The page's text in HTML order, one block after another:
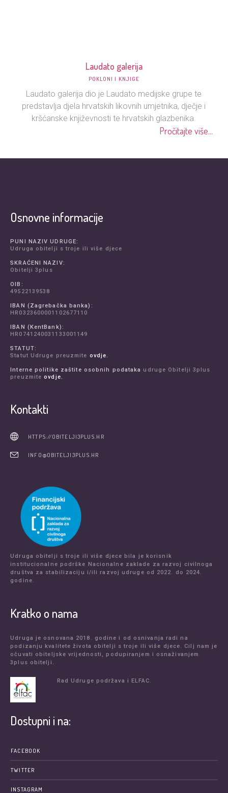
Laudato galerija
POKLONI I KNJIGE
Laudato galerija dio je Laudato medijske grupe te
predstavlja djela hrvatskih likovnih umjetnika, dječje i
kršćanske književnosti te hrvatskih glazbenika.
Pročitajte više...
Osnovne informacije
PUNI NAZIV UDRUGE:
Udruga obitelji s troje ili više djece
SKRAĆENI NAZIV:
Obitelji 3plus
OIB:
49522139538
IBAN (Zagrebačka banka):
HR0323600001102677110
IBAN (KentBank):
HR0741240031133001149
STATUT:
Statut Udruge preuzmite ovdje.
Interne politike zaštite osobnih podataka udruge Obitelji 3plus
preuzmiteovdje.
Kontakti
HTTPS://OBITELJI3PLUS.HR
INFO@OBITELJI3PLUS.HR
Udruga obitelji s troje ili više djece bila je korisnik
institucionalne podrške Nacionalne zaklade za razvoj civilnoga
društva za stabilizaciju i/ili razvoj udruge od 2022. do 2024.
godine.
Kratko o nama
Udruga je osnovana 2018. godine i od osnivanja radi na
podizanju kvalitete života obitelji s troje ili više djece. Cilj nam je
očuvati obiteljske vrijednosti, podupiranjem i osnaživanjem
3plus obitelji.
Rad Udruge podržava i ELFAC.
Dostupni i na:
FACEBOOK
TWITTER
INSTAGRAM